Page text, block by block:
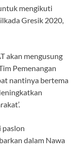
mengikuti
Gresik 2020,
akan mengusung
Pemenangan
nantinya bertema
paslon
dalam Nawa